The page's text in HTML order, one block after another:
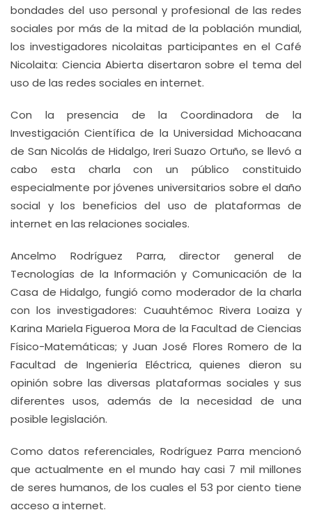
bondades del uso personal y profesional de las redes
sociales por más de la mitad de la población mundial,
los investigadores nicolaitas participantes en el Café
Nicolaita: Ciencia Abierta disertaron sobre el tema del
uso de las redes sociales en internet.
Con la presencia de la Coordinadora de la
Investigación Científica de la Universidad Michoacana
de San Nicolás de Hidalgo, Ireri Suazo Ortuño, se llevó a
cabo esta charla con un público constituido
especialmente por jóvenes universitarios sobre el daño
social y los beneficios del uso de plataformas de
internet en las relaciones sociales.
Ancelmo Rodríguez Parra, director general de
Tecnologías de la Información y Comunicación de la
Casa de Hidalgo, fungió como moderador de la charla
con los investigadores: Cuauhtémoc Rivera Loaiza y
Karina Mariela Figueroa Mora de la Facultad de Ciencias
Físico-Matemáticas; y Juan José Flores Romero de la
Facultad de Ingeniería Eléctrica, quienes dieron su
opinión sobre las diversas plataformas sociales y sus
diferentes usos, además de la necesidad de una
posible legislación.
Como datos referenciales, Rodríguez Parra mencionó
que actualmente en el mundo hay casi 7 mil millones
de seres humanos, de los cuales el 53 por ciento tiene
acceso a internet.